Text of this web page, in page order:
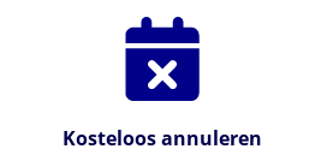
Kosteloos annuleren